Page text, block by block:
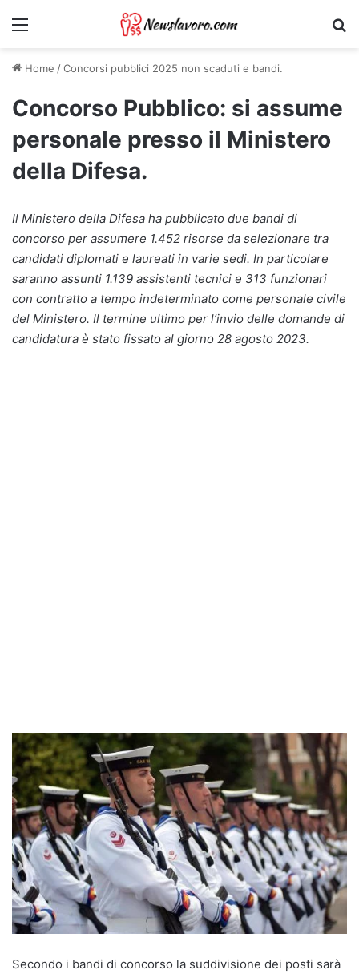
Menu
Home /Concorsi pubblici 2025 non scaduti e bandi.
Concorso Pubblico: si assume
personale presso il Ministero
della Difesa.
Il Ministero della Difesa ha pubblicato due bandi di
concorso per assumere 1.452 risorse da selezionare tra
candidati diplomati e laureati in varie sedi. In particolare
saranno assunti 1.139 assistenti tecnici e 313 funzionari
con contratto a tempo indeterminato come personale civile
del Ministero. Il termine ultimo per l’invio delle domande di
candidatura è stato fissato al giorno 28 agosto 2023.
Secondo i bandi di concorso la suddivisione dei posti sarà